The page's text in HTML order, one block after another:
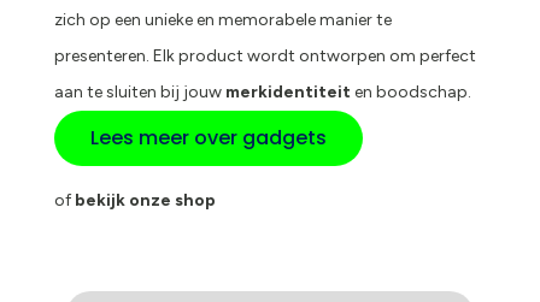
zich op een unieke en memorabele manier te
presenteren. Elk product wordt ontworpen om perfect
aan te sluiten bij jouw merkidentiteiten boodschap.
Lees meer over gadgets
ofbekijk onze shop